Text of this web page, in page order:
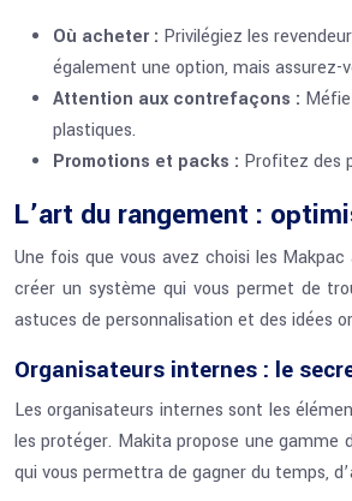
Où acheter : Privilégiez les
également une option, mais assurez-
Attention aux contrefaçons :
plastiques.
Promotions et packs : Profitez des
L’art du rangement :
Une fois que vous avez choisi les
créer un système qui vous permet de
astuces de personnalisation et des idées
Organisateurs internes : le
Les organisateurs internes sont les
les protéger. Makita propose une gamme
qui vous permettra de gagner du temps,